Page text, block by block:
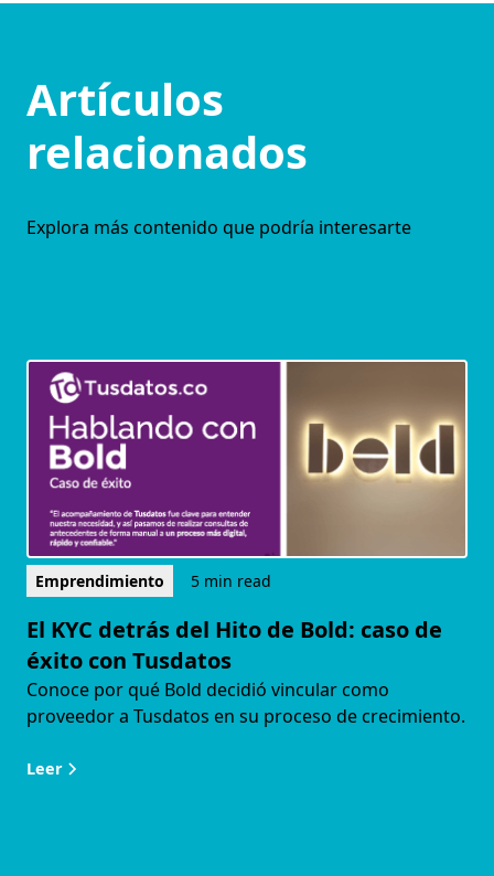
Artículos
relacionados
Explora más contenido que podría interesarte
Emprendimiento 5 min read
El KYC detrás del Hito de Bold: caso de
éxito con Tusdatos
Conoce por qué Bold decidió vincular como
proveedor a Tusdatos en su proceso de crecimiento.
Leer